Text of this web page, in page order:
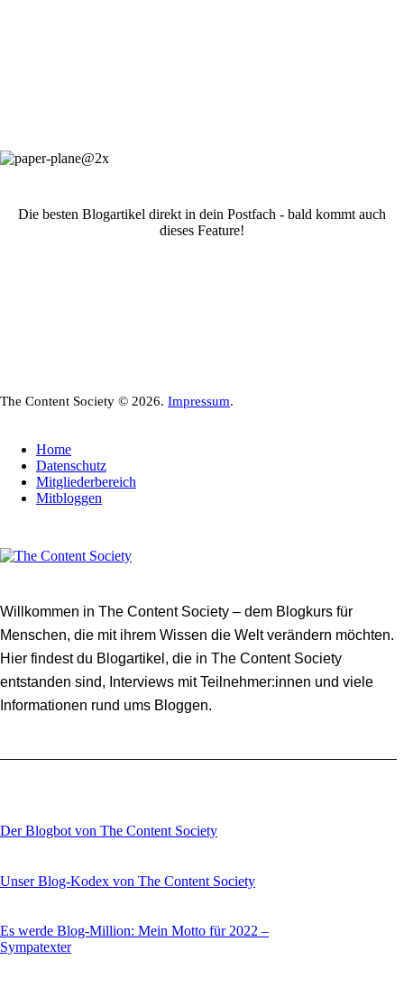
Die besten Blogartikel direkt in dein Postfach - bald kommt auch
dieses Feature!
The Content Society © 2026. Impressum.
Home
Datenschutz
Mitgliederbereich
Mitbloggen
Willkommen in The Content Society – dem Blogkurs für
Menschen, die mit ihrem Wissen die Welt verändern möchten.
Hier findest du Blogartikel, die in The Content Society
entstanden sind, Interviews mit Teilnehmer:innen und viele
Informationen rund ums Bloggen.
Der Blogbot von The Content Society
Unser Blog-Kodex von The Content Society
Es werde Blog-Million: Mein Motto für 2022 –
Sympatexter